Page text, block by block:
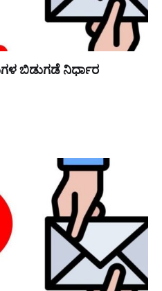
ಬಿಡುಗಡೆ ನಿರ್ಧಾರ